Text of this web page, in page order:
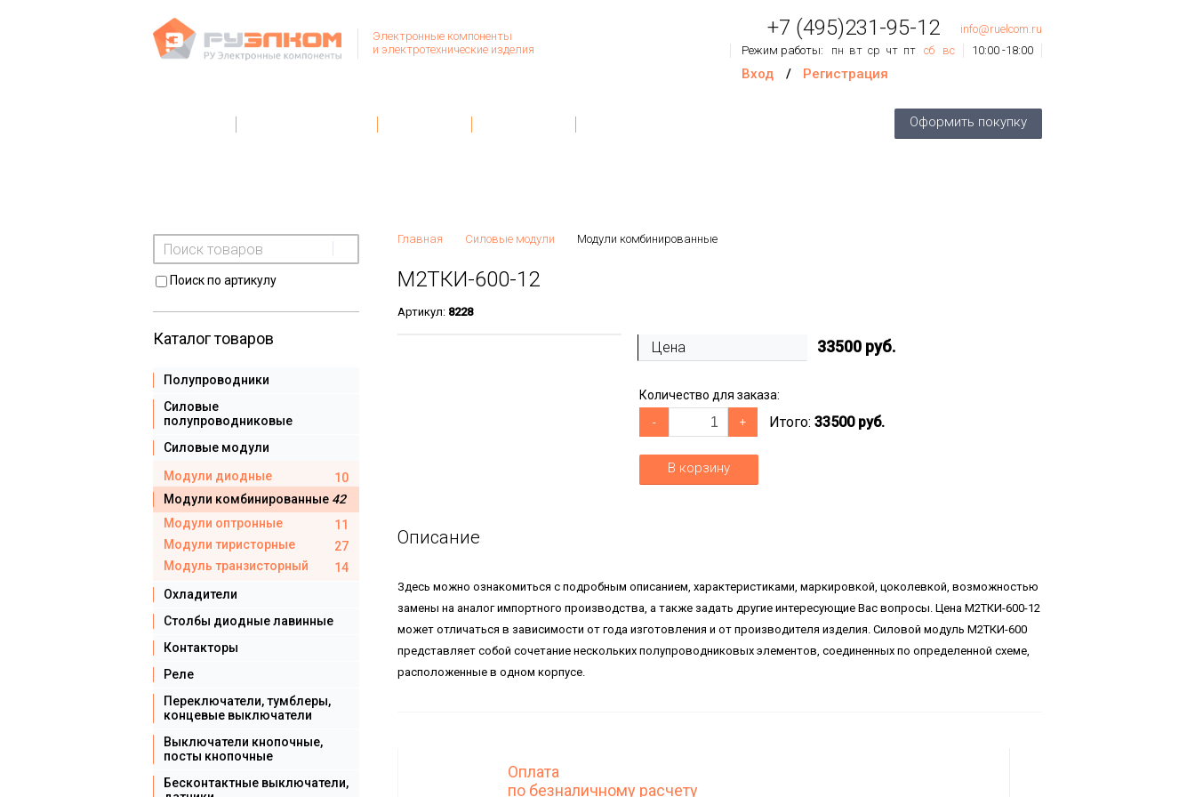
Электронные компоненты
и электротехнические изделия
+7 (495)231-95-12
info@ruelcom.ru
Режим работы:
пн вт ср чт пт сб вс 10:00 -18:00
Вход / Регистрация
Оформить покупку
Главная Силовые модули Модули комбинированные
М2ТКИ-600-12
Артикул: 8228
Цена 33500 руб.
Количество для заказа:
- + Итого: 33500 руб.
В корзину
Описание
Здесь можно ознакомиться с подробным описанием, характеристиками, маркировкой, цоколевкой, возможностью
замены на аналог импортного производства, а также задать другие интересующие Вас вопросы. Цена М2ТКИ-600-12
может отличаться в зависимости от года изготовления и от производителя изделия. Силовой модуль М2ТКИ-600
представляет собой сочетание нескольких полупроводниковых элементов, соединенных по определенной схеме,
расположенные в одном корпусе.
Оплата
по безналичному расчету
Поиск по артикулу
Каталог товаров
Полупроводники
Силовые
полупроводниковые
Силовые модули
Модули диодные
10
Модули комбинированные 42
Модули оптронные
11
Модули тиристорные
27
Модуль транзисторный
14
Охладители
Столбы диодные лавинные
Контакторы
Реле
Переключатели, тумблеры,
концевые выключатели
Выключатели кнопочные,
посты кнопочные
Бесконтактные выключатели,